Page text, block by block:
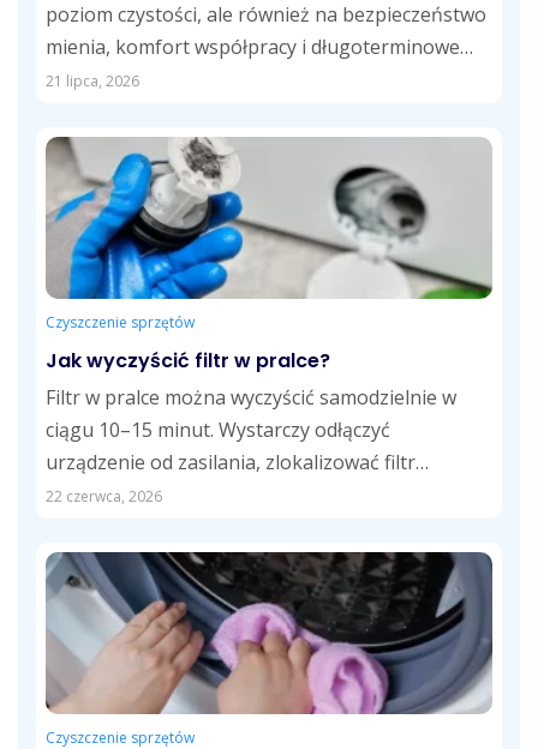
poziom czystości, ale również na bezpieczeństwo
mienia, komfort współpracy i długoterminowe
koszty usług....
21 lipca, 2026
Czyszczenie sprzętów
Jak wyczyścić filtr w pralce?
Filtr w pralce można wyczyścić samodzielnie w
ciągu 10–15 minut. Wystarczy odłączyć
urządzenie od zasilania, zlokalizować filtr
odpływowy, usunąć zalegające...
22 czerwca, 2026
Czyszczenie sprzętów